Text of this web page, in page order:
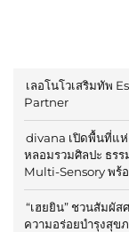
เลอโนโวเสริมทัพ
Partner
divana เปิดพื้นที่แห่
หลอมรวมศิลปะ ธร
Multi-Sensory พร้
“เฮยยิน” ชวนสัมผั
ความอร่อยบำรุงสุข